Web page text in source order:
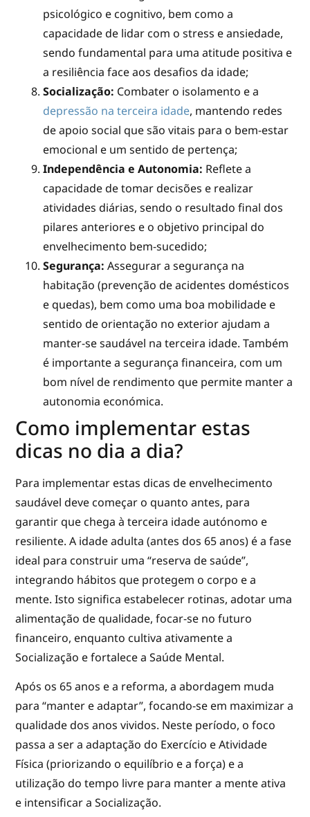
psicológico e cognitivo, bem como a
capacidade de lidar com o stress e ansiedade,
sendo fundamental para uma atitude positiva e
a resiliência face aos desafios da idade;
Socialização: Combater o isolamento e a
depressão na terceira idade, mantendo redes
de apoio social que são vitais para o bem-estar
emocional e um sentido de pertença;
Independência e Autonomia: Reflete a
capacidade de tomar decisões e realizar
atividades diárias, sendo o resultado final dos
pilares anteriores e o objetivo principal do
envelhecimento bem-sucedido;
Segurança: Assegurar a segurança na
habitação (prevenção de acidentes domésticos
e quedas), bem como uma boa mobilidade e
sentido de orientação no exterior ajudam a
manter-se saudável na terceira idade. Também
é importante a segurança financeira, com um
bom nível de rendimento que permite manter a
autonomia económica.
Como implementar estas
dicas no dia a dia?
Para implementar estas dicas de envelhecimento
saudável deve começar o quanto antes, para
garantir que chega à terceira idade autónomo e
resiliente. A idade adulta (antes dos 65 anos) é a fase
ideal para construir uma “reserva de saúde”,
integrando hábitos que protegem o corpo e a
mente. Isto significa estabelecer rotinas, adotar uma
alimentação de qualidade, focar-se no futuro
financeiro, enquanto cultiva ativamente a
Socialização e fortalece a Saúde Mental.
Após os 65 anos e a reforma, a abordagem muda
para “manter e adaptar”, focando-se em maximizar a
qualidade dos anos vividos. Neste período, o foco
passa a ser a adaptação do Exercício e Atividade
Física (priorizando o equilíbrio e a força) e a
utilização do tempo livre para manter a mente ativa
e intensificar a Socialização.